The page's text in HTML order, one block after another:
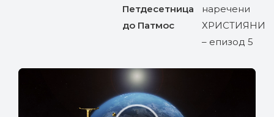
Петдесетница
до Патмос
наречени
ХРИСТИЯНИ
– eпизод 5